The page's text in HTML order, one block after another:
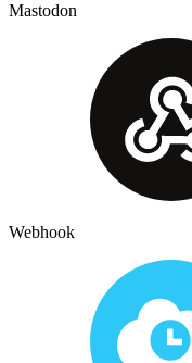
Mastodon
Webhook